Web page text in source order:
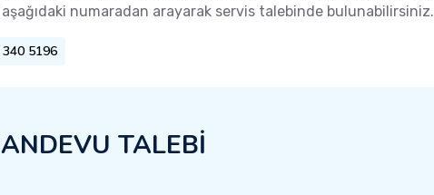
numaradan arayarak servis talebinde bulunabilirsiniz.
5196
TALEBİ